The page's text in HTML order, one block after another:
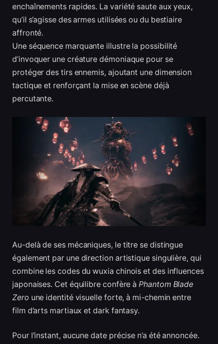
enchaînements rapides. La variété saute aux yeux,
qu’il s’agisse des armes utilisées ou du bestiaire
affronté.
Une séquence marquante illustre la possibilité
d’invoquer une créature démoniaque pour se
protéger des tirs ennemis, ajoutant une dimension
tactique et renforçant la mise en scène déjà
percutante.
Au-delà de ses mécaniques, le titre se distingue
également par une direction artistique singulière, qui
combine les codes du wuxia chinois et des influences
japonaises. Cet équilibre confère à Phantom Blade
Zero une identité visuelle forte, à mi-chemin entre
film d’arts martiaux et dark fantasy.
Pour l’instant, aucune date précise n’a été annoncée.